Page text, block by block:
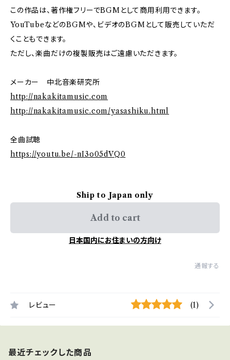
この作品は、著作権フリーでBGMとして商用利用できます。
YouTubeなどのBGMや、ビデオのBGMとして販売していただ
くこともできます。
ただし、楽曲だけの複製販売はご遠慮いただきます。
メーカー 中北音楽研究所
http://nakakitamusic.com
http://nakakitamusic.com/yasashiku.html
全曲試聴
https://youtu.be/-nI3o05dVQ0
Ship to Japan only
Add to cart
日本国内にお住まいの方向け
通報する
レビュー (1)
最近チェックした商品